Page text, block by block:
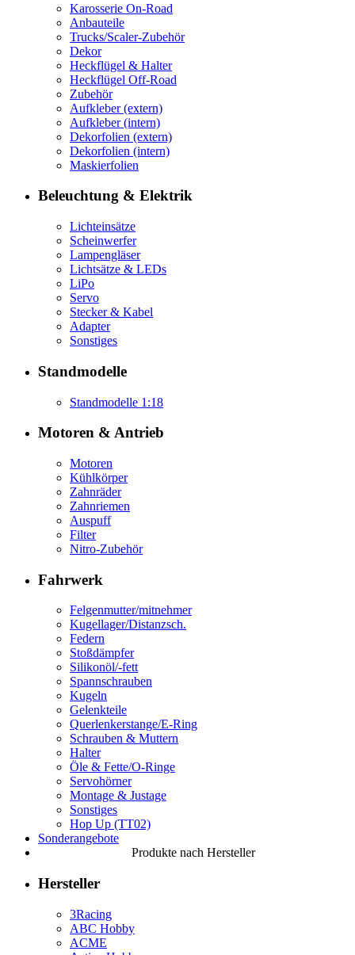
Karosserie On-Road
Anbauteile
Trucks/Scaler-Zubehör
Dekor
Heckflügel & Halter
Heckflügel Off-Road
Zubehör
Aufkleber (extern)
Aufkleber (intern)
Dekorfolien (extern)
Dekorfolien (intern)
Maskierfolien
Beleuchtung & Elektrik
Lichteinsätze
Scheinwerfer
Lampengläser
Lichtsätze & LEDs
LiPo
Servo
Stecker & Kabel
Adapter
Sonstiges
Standmodelle
Standmodelle 1:18
Motoren & Antrieb
Motoren
Kühlkörper
Zahnräder
Zahnriemen
Auspuff
Filter
Nitro-Zubehör
Fahrwerk
Felgenmutter/mitnehmer
Kugellager/Distanzsch.
Federn
Stoßdämpfer
Silikonöl/-fett
Spannschrauben
Kugeln
Gelenkteile
Querlenkerstange/E-Ring
Schrauben & Muttern
Halter
Öle & Fette/O-Ringe
Servohörner
Montage & Justage
Sonstiges
Hop Up (TT02)
Sonderangebote
Produkte nach Hersteller
Hersteller
3Racing
ABC Hobby
ACME